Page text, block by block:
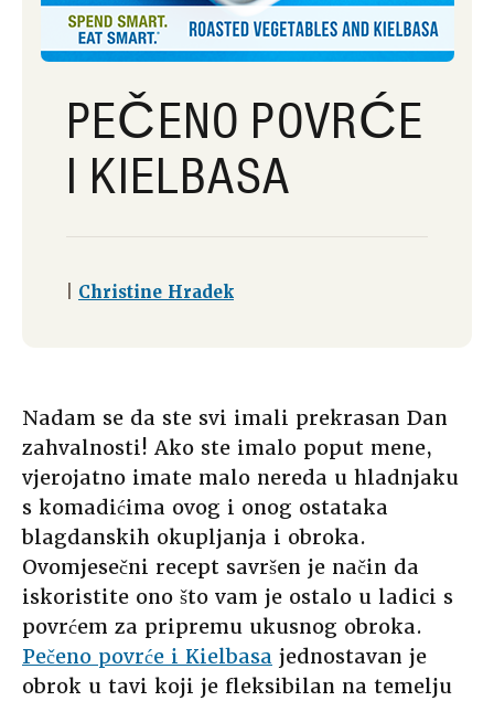
PEČENO POVRĆE
I KIELBASA
Christine Hradek
Nadam se da ste svi imali prekrasan Dan
zahvalnosti! Ako ste imalo poput mene,
vjerojatno imate malo nereda u hladnjaku
s komadićima ovog i onog ostataka
blagdanskih okupljanja i obroka.
Ovomjesečni recept savršen je način da
iskoristite ono što vam je ostalo u ladici s
povrćem za pripremu ukusnog obroka.
Pečeno povrće i Kielbasa jednostavan je
obrok u tavi koji je fleksibilan na temelju